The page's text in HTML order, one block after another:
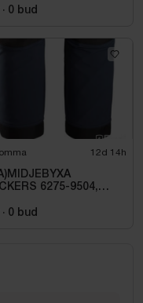
· 0 bud
12d 14h
6275-9504,
· 0 bud